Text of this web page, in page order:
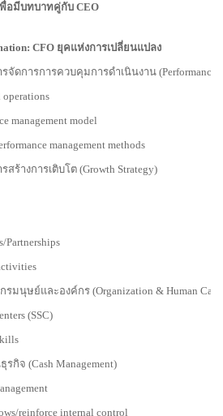
พื่อมีบทบาทคู่กับ CEO
CFO ยุคแห่งการเปลี่ยนแปลง
ดการการควบคุมการดำเนินงาน (Performance
model
management methods
ร้างการเติบโต (Growth Strategy)
มนุษย์และองค์กร (Organization & Human
(SSC)
กิจ (Cash Management)
reinforce internal control